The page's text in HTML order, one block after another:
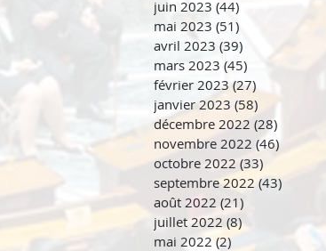
juin 2023 (44)
mai 2023 (51)
avril 2023 (39)
mars 2023 (45)
février 2023 (27)
janvier 2023 (58) 58 posts
décembre 2022 (28)
novembre 2022 (46)46 posts
octobre 2022 (33)
septembre 2022 (43)
août 2022 (21)
juillet 2022 (8)8 posts
mai 2022 (2)